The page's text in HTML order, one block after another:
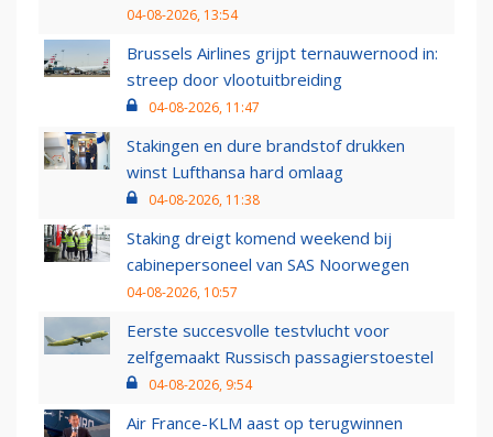
04-08-2026, 13:54
Brussels Airlines grijpt ternauwernood in:
streep door vlootuitbreiding
04-08-2026, 11:47
Stakingen en dure brandstof drukken
winst Lufthansa hard omlaag
04-08-2026, 11:38
Staking dreigt komend weekend bij
cabinepersoneel van SAS Noorwegen
04-08-2026, 10:57
Eerste succesvolle testvlucht voor
zelfgemaakt Russisch passagierstoestel
04-08-2026, 9:54
Air France-KLM aast op terugwinnen